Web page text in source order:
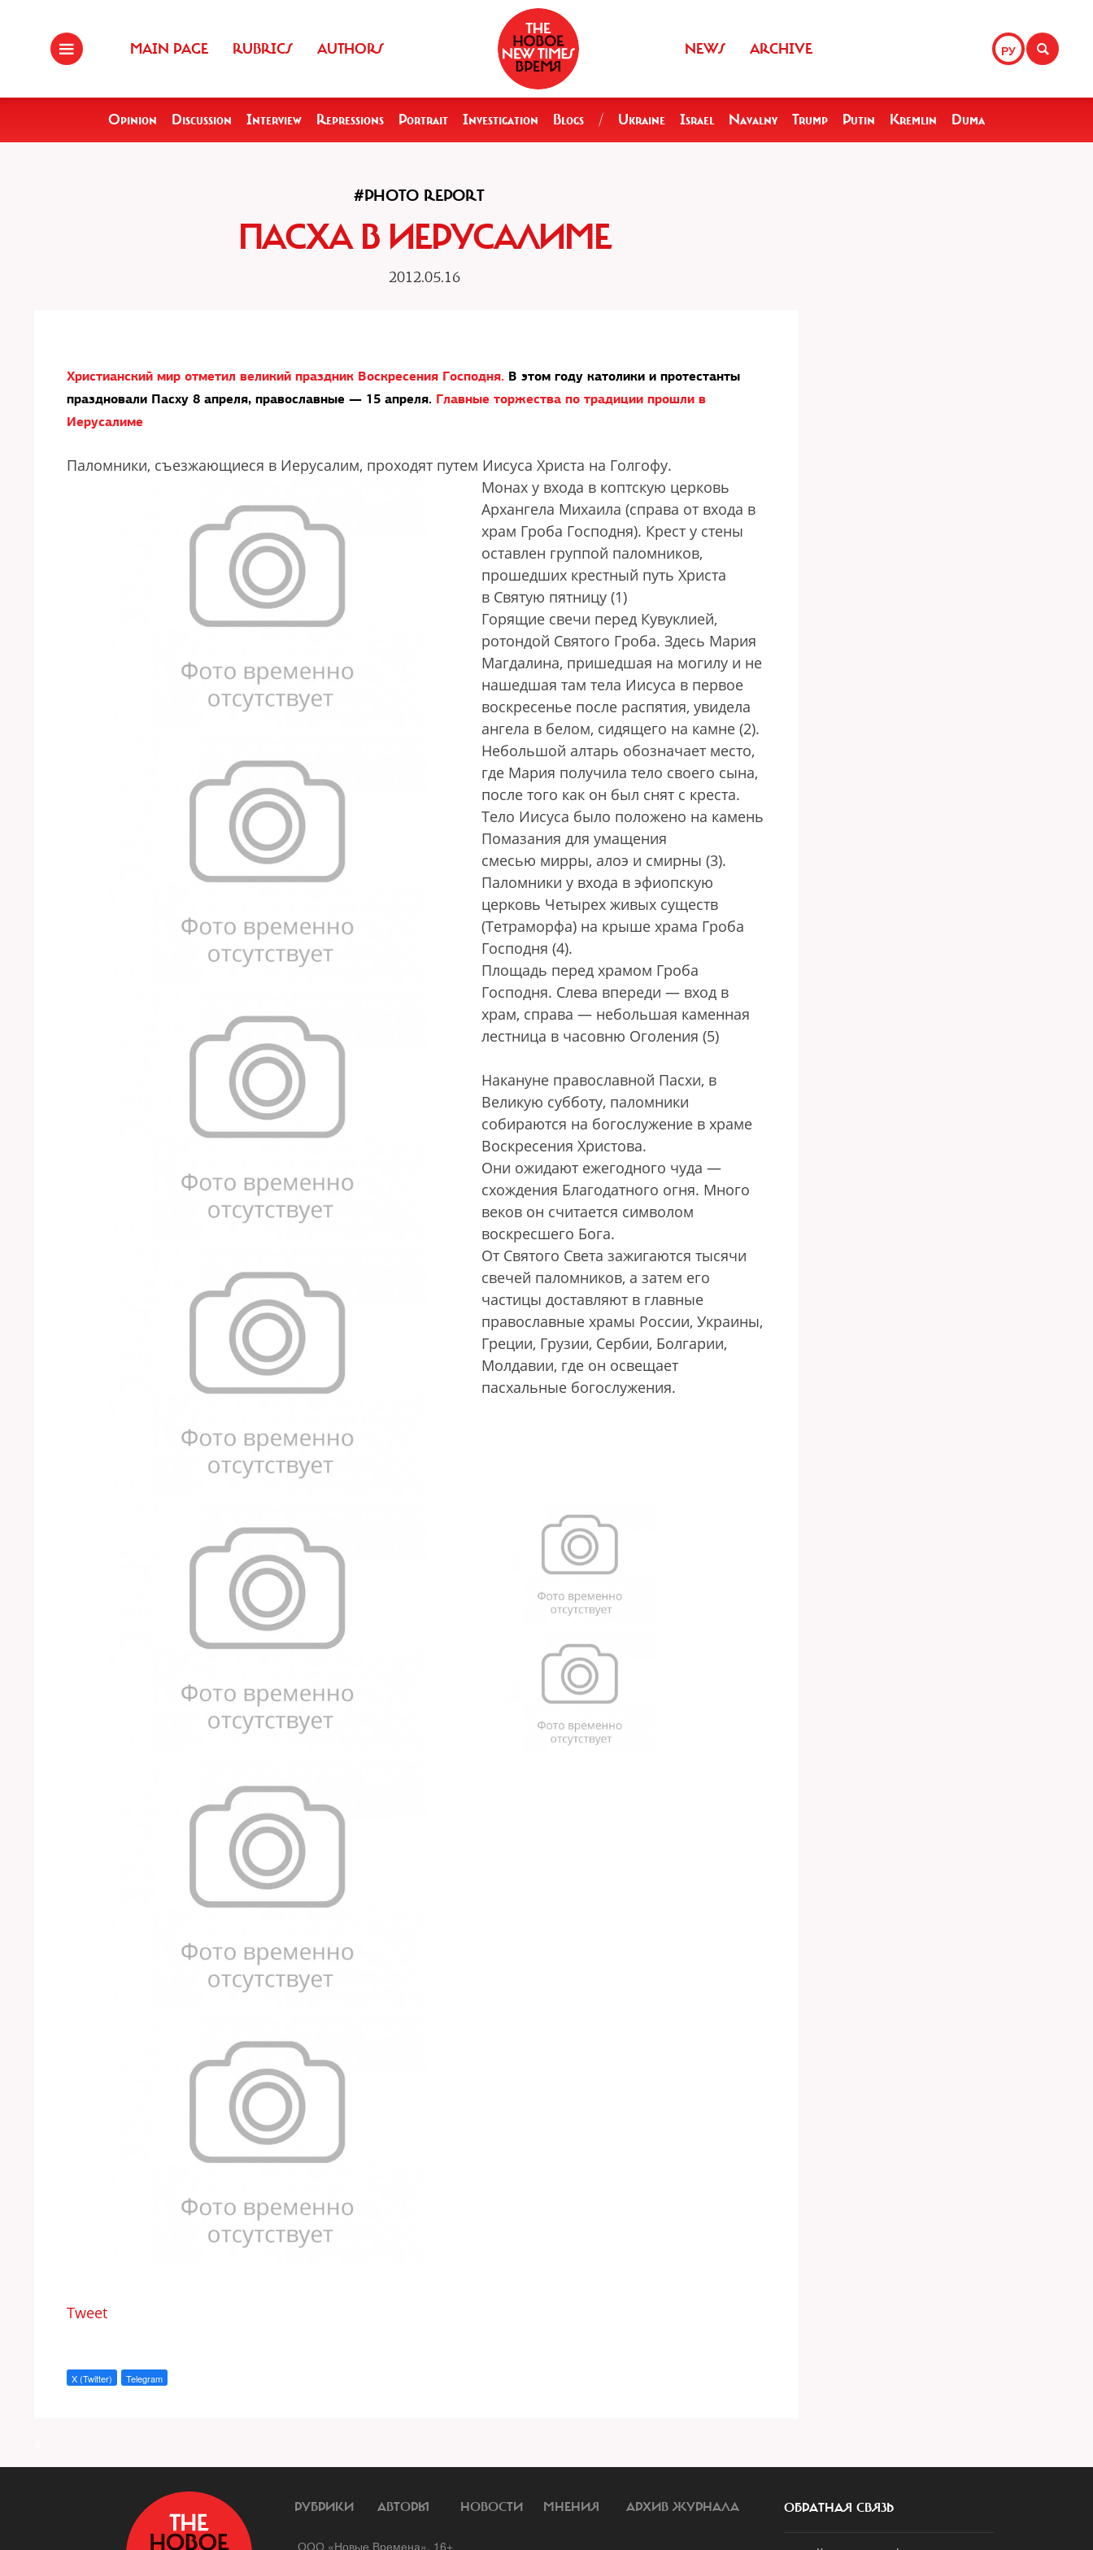
MAIN PAGE RUBRICS AUTHORS РУ
NEWS ARCHIVE
Opinion Discussion Interview Repressions Portrait Investigation Blogs / Ukraine Israel Navalny Trump Putin Kremlin Duma
#PHOTO REPORT
ПАСХА В ИЕРУСАЛИМЕ
2012.05.16
Христианский мир отметил великий праздник Воскресения Господня. В этом году католики и протестанты
праздновали Пасху 8 апреля, православные — 15 апреля. Главные торжества по традиции прошли в
Иерусалиме
Паломники, съезжающиеся в Иерусалим, проходят путем Иисуса Христа на Голгофу.
Монах у входа в коптскую церковь
Архангела Михаила (справа от входа в
храм Гроба Господня). Крест у стены
оставлен группой паломников,
прошедших крестный путь Христа
в Святую пятницу (1)
Горящие свечи перед Кувуклией,
ротондой Святого Гроба. Здесь Мария
Магдалина, пришедшая на могилу и не
нашедшая там тела Иисуса в первое
воскресенье после распятия, увидела
ангела в белом, сидящего на камне (2).
Небольшой алтарь обозначает место,
где Мария получила тело своего сына,
после того как он был снят с креста.
Тело Иисуса было положено на камень
Помазания для умащения
смесью мирры, алоэ и смирны (3).
Паломники у входа в эфиопскую
церковь Четырех живых существ
(Тетраморфа) на крыше храма Гроба
Господня (4).
Площадь перед храмом Гроба
Господня. Слева впереди — вход в
храм, справа — небольшая каменная
лестница в часовню Оголения (5)
Накануне православной Пасхи, в
Великую субботу, паломники
собираются на богослужение в храме
Воскресения Христова.
Они ожидают ежегодного чуда —
схождения Благодатного огня. Много
веков он считается символом
воскресшего Бога.
От Святого Света зажигаются тысячи
свечей паломников, а затем его
частицы доставляют в главные
православные храмы России, Украины,
Греции, Грузии, Сербии, Болгарии,
Молдавии, где он освещает
пасхальные богослужения.
Tweet
X (Twitter) Telegram
РУБРИКИ АВТОРЫ НОВОСТИ МНЕНИЯ АРХИВ ЖУРНАЛА
ООО «Новые Времена». 16+
ОБРАТНАЯ СВЯЗЬ